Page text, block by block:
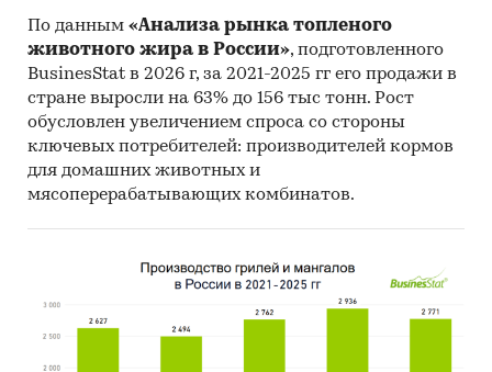
По данным «Анализа рынка топленого
животного жира в России», подготовленного
BusinesStat в 2026 г, за 2021-2025 гг его продажи в
стране выросли на 63% до 156 тыс тонн. Рост
обусловлен увеличением спроса со стороны
ключевых потребителей: производителей кормов
для домашних животных и
мясоперерабатывающих комбинатов.